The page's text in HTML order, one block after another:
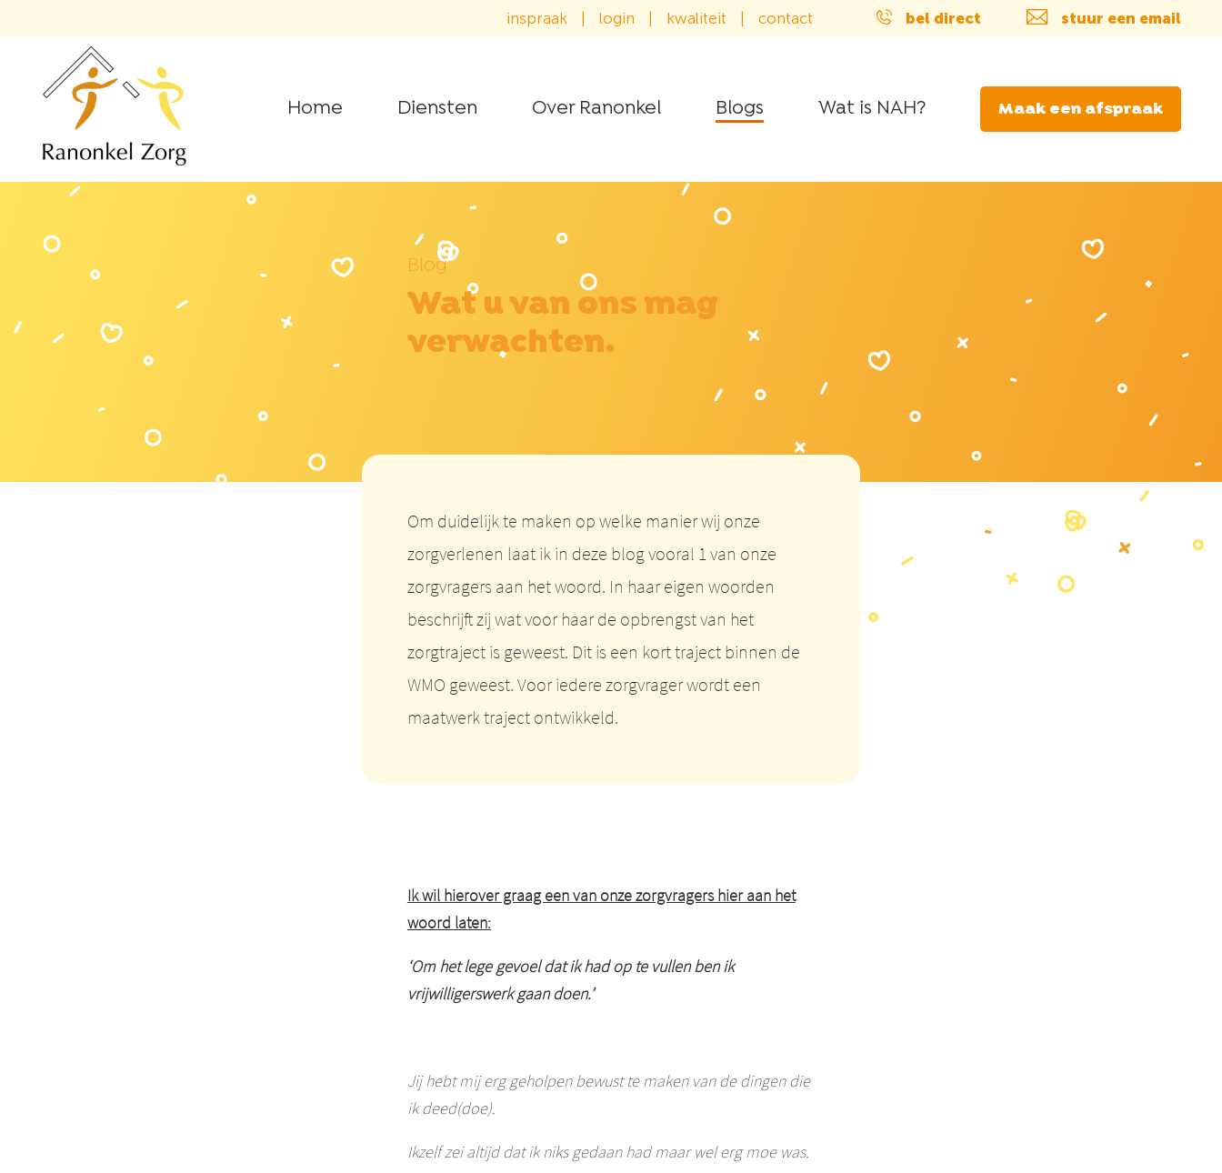
inspraak login kwaliteit contact bel direct stuur een email
Home Diensten Over Ranonkel Blogs Wat is NAH? Maak een afspraak
Blog
Wat u van ons mag
verwachten.
Om duidelijk te maken op welke manier wij onze
zorgverlenen laat ik in deze blog vooral 1 van onze
zorgvragers aan het woord. In haar eigen woorden
beschrijft zij wat voor haar de opbrengst van het
zorgtraject is geweest. Dit is een kort traject binnen de
WMO geweest. Voor iedere zorgvrager wordt een
maatwerk traject ontwikkeld.
Ik wil hierover graag een van onze zorgvragers hier aan het
woord laten:
‘Om het lege gevoel dat ik had op te vullen ben ik
vrijwilligerswerk gaan doen.’
Jij hebt mij erg geholpen bewust te maken van de dingen die
ik deed(doe).
Ikzelf zei altijd dat ik niks gedaan had maar wel erg moe was.